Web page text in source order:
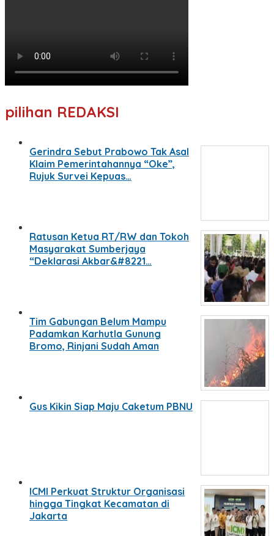
pilihan REDAKSI
Gerindra Sebut Prabowo Tak Asal
Klaim Pemerintahannya “Oke”,
Rujuk Survei Kepuas…
Ratusan Ketua RT/RW dan Tokoh
Masyarakat Sumberjaya
“Deklarasi Akbar&#8221…
Tim Gabungan Belum Mampu
Padamkan Karhutla Gunung
Bromo, Rinjani Sudah Aman
Gus Kikin Siap Maju Caketum PBNU
ICMI Perkuat Struktur Organisasi
hingga Tingkat Kecamatan di
Jakarta